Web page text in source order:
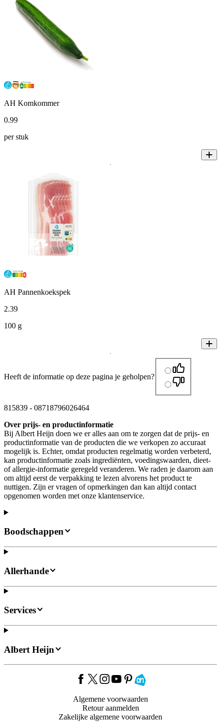
AH Komkommer
0.99
per stuk
AH Pannenkoekspek
2.39
100 g
Heeft de informatie op deze pagina je geholpen?
815839 - 08718796026464
Over prijs- en productinformatie
Bij Albert Heijn doen we er alles aan om te zorgen dat de prijs- en
productinformatie van de producten die we verkopen zo accuraat
mogelijk is. Echter, omdat producten regelmatig worden verbeterd,
kan productinformatie zoals ingrediënten, voedingswaarden, dieet-
of allergie-informatie geregeld veranderen. We raden je daarom aan
om altijd eerst de verpakking te lezen alvorens het product te
nuttigen. Zijn er vragen of opmerkingen dan kan altijd contact
opgenomen worden met onze klantenservice.
Boodschappen
Allerhande
Services
Albert Heijn
Algemene voorwaarden
Retour aanmelden
Zakelijke algemene voorwaarden